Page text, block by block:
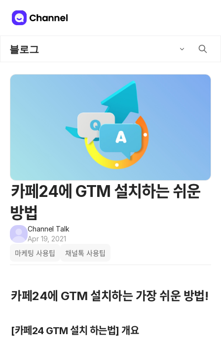
블로그
카페24에 GTM 설치하는 쉬운
방법
Channel Talk
Apr 19, 2021
마케팅 사용팁
채널톡 사용팁
카페24에 GTM 설치하는 가장 쉬운 방법!
[카페24 GTM 설치 하는법] 개요